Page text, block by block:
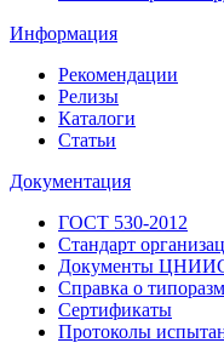
Информация
Рекомендации
Релизы
Каталоги
Статьи
Документация
ГОСТ 530-2012
Стандарт
Документы
Справка о
Сертификаты
Протоколы